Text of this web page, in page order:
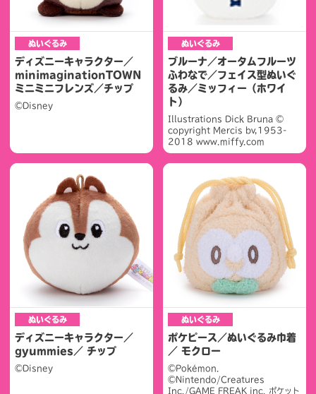
ぬいぐるみ
ディズニーキャラクター／
minimaginationTOWN
ミニミニフレンズ／チップ
©Disney
ぬいぐるみ
ブルーナ／オータムフルーツ
ふわなで／フェイス型ぬいぐ
るみ／ミッフィー（ホワイ
ト）
Illustrations Dick Bruna ©
copyright Mercis bv,1953-
2018 www.miffy.com
ぬいぐるみ
ディズニーキャラクター／
gyummies／ チップ
©Disney
ぬいぐるみ
ポケピース／ぬいぐるみ巾着
／ モクロー
©Pokémon.
©Nintendo/Creatures
Inc./GAME FREAK inc. ポケット